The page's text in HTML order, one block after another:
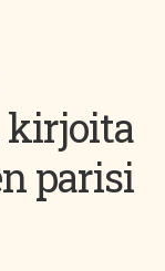
kirjoita
parisi